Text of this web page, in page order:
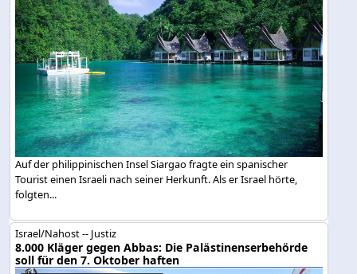
Auf der philippinischen Insel Siargao fragte ein spanischer
Tourist einen Israeli nach seiner Herkunft. Als er Israel hörte,
folgten...
Israel/Nahost -- Justiz
8.000 Kläger gegen Abbas: Die Palästinenserbehörde
soll für den 7. Oktober haften